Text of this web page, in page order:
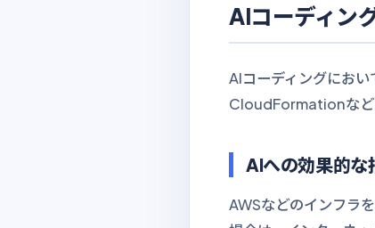
AIコーディン
AIコーディングにお
CloudFormationなど
AIへの効果的な
AWSなどのインフラ